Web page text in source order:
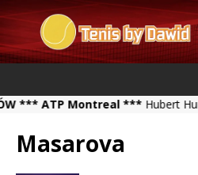
ATP Montreal ***Hubert
Masarova